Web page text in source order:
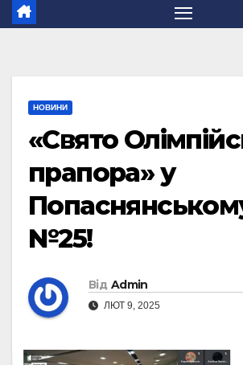
НОВИНИ
«Свято
прапора» у
№25!
Від Admin
ЛЮТ 9, 2025